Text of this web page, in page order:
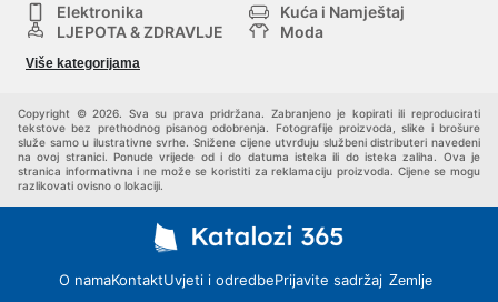
Elektronika
Kuća i Namještaj
LJEPOTA & ZDRAVLJE
Moda
Bebe i djeca
Više kategorijama
Copyright © 2026. Sva su prava pridržana. Zabranjeno je kopirati ili reproducirati
tekstove bez prethodnog pisanog odobrenja. Fotografije proizvoda, slike i brošure
služe samo u ilustrativne svrhe. Snižene cijene utvrđuju službeni distributeri navedeni
na ovoj stranici. Ponude vrijede od i do datuma isteka ili do isteka zaliha. Ova je
stranica informativna i ne može se koristiti za reklamaciju proizvoda. Cijene se mogu
razlikovati ovisno o lokaciji.
O namaKontaktUvjeti i odredbePrijavite sadržaj Zemlje